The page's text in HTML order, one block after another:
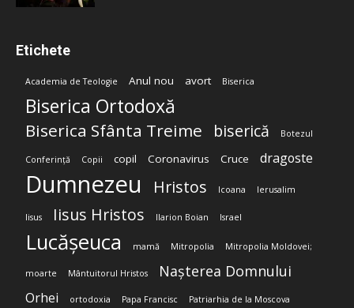
Etichete
Academia de Teologie Anul nou avort Biserica
Biserica Ortodoxă
Biserica Sfânta Treime biserică Botezul
Conferință Copii copil Coronavirus Cruce dragoste
Dumnezeu Hristos Icoana Ierusalim
Iisus Iisus Hristos Ilarion Boian Israel
Lucășeuca mamă Mitropolia Mitropolia Moldovei;
moarte Mântuitorul Hristos Nașterea Domnului
Orhei ortodoxia Papa Francisc Patriarhia de la Moscova